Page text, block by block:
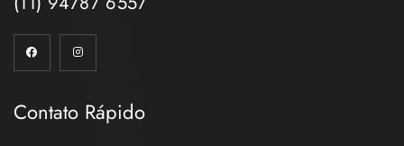
Contato Rápido